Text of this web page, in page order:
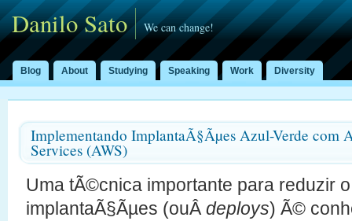
Danilo Sato We can change!
Blog About Studying Speaking Work Diversity
Implementando ImplantaÃ§Ãµes Azul-Verde com
Services (AWS)
Uma tÃ©cnica importante para reduzir
implantaÃ§Ãµes (ouÂ deploys) Ã©